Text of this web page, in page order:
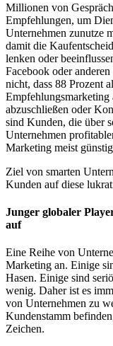
Millionen von
Empfehlungen, um
Unternehmen zunutze
damit die
lenken oder
Facebook oder
nicht, dass 88 Prozent
Empfehlungsmarketing
abzuschließen oder
sind Kunden, die über
Unternehmen
Marketing meist
Ziel von smarten
Kunden auf diese
Junger globaler
auf
Eine Reihe von
Marketing an. Einige
Hasen. Einige sind
wenig. Daher ist es
von Unternehmen zu
Kundenstamm
Zeichen.